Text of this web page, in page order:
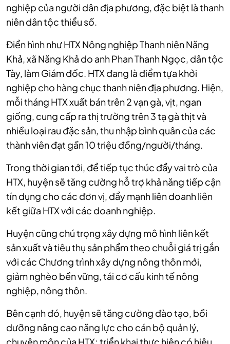
nghiệp của người dân địa phương, đặc biệt là thanh
niên dân tộc thiểu số.
Điển hình như HTX Nông nghiệp Thanh niên Năng
Khả, xã Năng Khả do anh Phan Thanh Ngọc, dân tộc
Tày, làm Giám đốc. HTX đang là điểm tựa khởi
nghiệp cho hàng chục thanh niên địa phương. Hiện,
mỗi tháng HTX xuất bán trên 2 vạn gà, vịt, ngan
giống, cung cấp ra thị trường trên 3 tạ gà thịt và
nhiều loại rau đặc sản, thu nhập bình quân của các
thành viên đạt gần 10 triệu đồng/người/tháng.
Trong thời gian tới, để tiếp tục thúc đẩy vai trò của
HTX, huyện sẽ tăng cường hỗ trợ khả năng tiếp cận
tín dụng cho các đơn vị, đẩy mạnh liên doanh liên
kết giữa HTX với các doanh nghiệp.
Huyện cũng chú trọng xây dựng mô hình liên kết
sản xuất và tiêu thụ sản phẩm theo chuỗi giá trị gắn
với các Chương trình xây dựng nông thôn mới,
giảm nghèo bền vững, tái cơ cấu kinh tế nông
nghiệp, nông thôn.
Bên cạnh đó, huyện sẽ tăng cường đào tạo, bồi
dưỡng nâng cao năng lực cho cán bộ quản lý,